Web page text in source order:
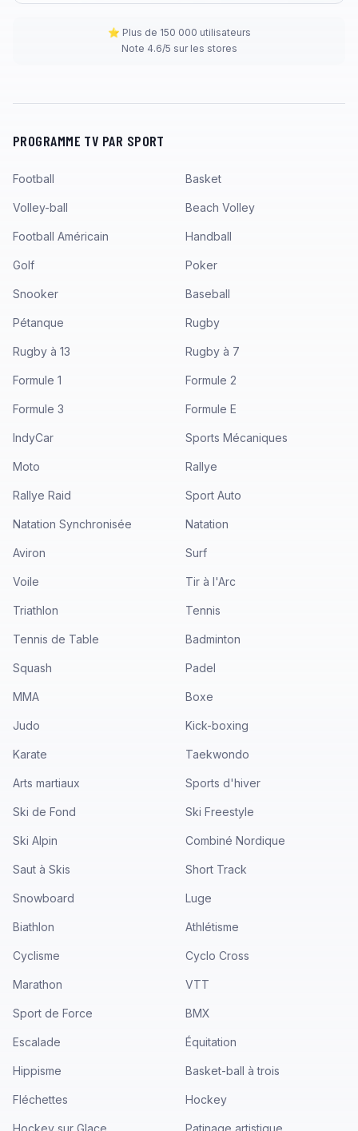
⭐ Plus de 150 000 utilisateurs
Note 4.6/5 sur les stores
PROGRAMME TV PAR SPORT
Football Basket
Volley-ball Beach Volley
Football Américain Handball
Golf Poker
Snooker Baseball
Pétanque Rugby
Rugby à 13 Rugby à 7
Formule 1 Formule 2
Formule 3 Formule E
IndyCar Sports Mécaniques
Moto Rallye
Rallye Raid Sport Auto
Natation Synchronisée Natation
Aviron Surf
Voile Tir à l'Arc
Triathlon Tennis
Tennis de Table Badminton
Squash Padel
MMA Boxe
Judo Kick-boxing
Karate Taekwondo
Arts martiaux Sports d'hiver
Ski de Fond Ski Freestyle
Ski Alpin Combiné Nordique
Saut à Skis Short Track
Snowboard Luge
Biathlon Athlétisme
Cyclisme Cyclo Cross
Marathon VTT
Sport de Force BMX
Escalade Équitation
Hippisme Basket-ball à trois
Fléchettes Hockey
Hockey sur Glace Patinage artistique